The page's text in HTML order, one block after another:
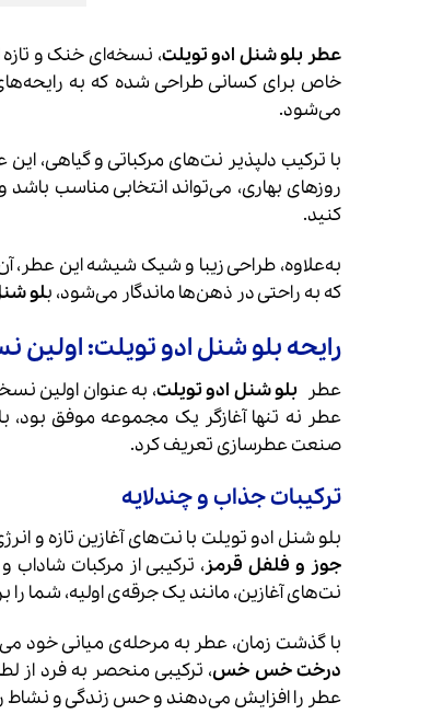
عطر بلو شنل ادو تویلت، نسخه‌ای خنک و تازه
خاص برای کسانی طراحی شده که به
می‌شود.
با ترکیب دلپذیر نت‌های مرکباتی و گیاهی،
روزهای بهاری، می‌تواند انتخابی مناسب
کنید.
به‌علاوه، طراحی زیبا و شیک شیشه این عطر، آن
که به راحتی در ذهن‌ها ماندگار می‌شود، بلو
رایحه بلو شنل ادو تویلت:
عطر بلو شنل ادو تویلت، به عنوان اولین
عطر نه تنها آغازگر یک مجموعه موفق بود،
صنعت عطرسازی تعریف کرد.
ترکیبات جذاب و چندلایه
بلو شنل ادو تویلت با نت‌های آغازین تازه و
جوز و فلفل قرمز، ترکیبی از مرکبات
نت‌های آغازین، مانند یک جرقه‌ی اولیه، شما را
با گذشت زمان، عطر به مرحله‌ی میانی خود
درخت خس خس، ترکیبی منحصر به فرد از
عطر را افزایش می‌دهند و حس زندگی و نشاط